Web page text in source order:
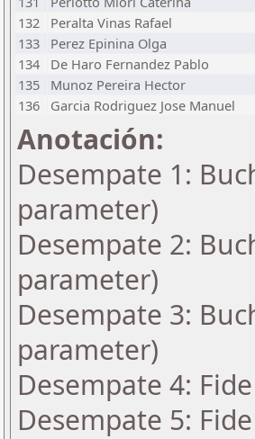
132
Peralta Vinas Rafael
133
Perez Epinina Olga
134
De Haro Fernandez Pablo
135
Munoz Pereira Hector
136
Garcia Rodriguez Jose Manuel
Anotación:
Desempate 1:
parameter)
Desempate 2:
parameter)
Desempate 3:
parameter)
Desempate 4:
Desempate 5: